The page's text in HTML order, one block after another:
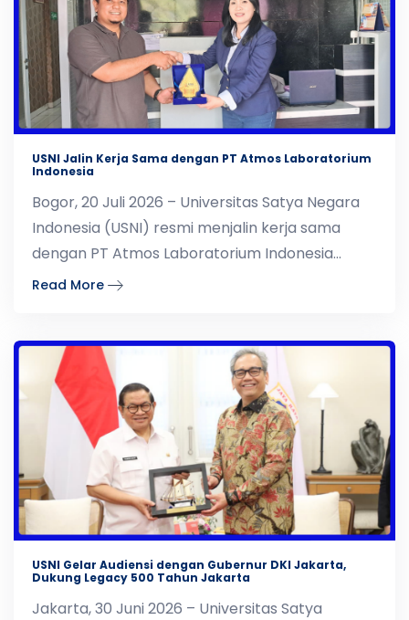
USNI Jalin Kerja Sama dengan PT Atmos Laboratorium
Indonesia
Bogor, 20 Juli 2026 – Universitas Satya Negara
Indonesia (USNI) resmi menjalin kerja sama
dengan PT Atmos Laboratorium Indonesia
melalui penandata
Read More
USNI Gelar Audiensi dengan Gubernur DKI Jakarta,
Dukung Legacy 500 Tahun Jakarta
Jakarta, 30 Juni 2026 – Universitas Satya